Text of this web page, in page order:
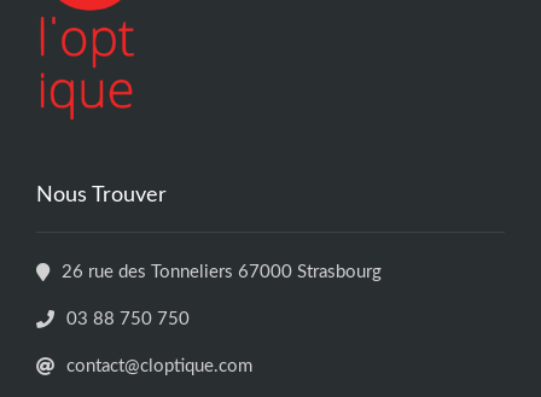
Nous Trouver
26 rue des Tonneliers 67000 Strasbourg
03 88 750 750
contact@cloptique.com